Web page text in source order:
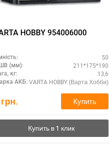
VARTA HOBBY 954006000
50
(мм): 211*175*190
кг: 13,6
АКБ: VARTA HOBBY (Варта Хобби)
грн. Купить